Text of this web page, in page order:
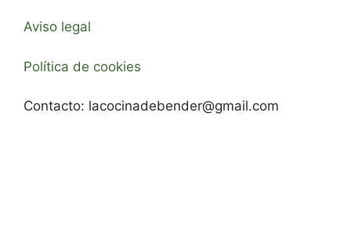
Aviso legal
Política de cookies
Contacto: lacocinadebender@gmail.com